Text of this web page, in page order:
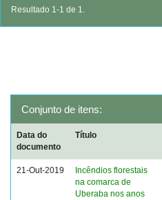
Resultado 1-1 de 1.
Conjunto de itens:
Data do
documento
Título
21-Out-2019
Incêndios florestais
na comarca de
Uberaba nos anos